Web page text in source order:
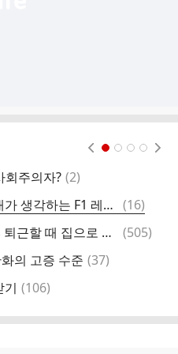
회주의자? 댓
(2)
영화 F1 개봉한 김에 써보는 내가 생각하는 F1 레전드 장면 댓
글
(16)
회사로 출근할 때 순간이동 vs 퇴근할 때 집으로 순간이동
댓
(505)
의 고증 수준 댓
(37)
기 댓
(106)